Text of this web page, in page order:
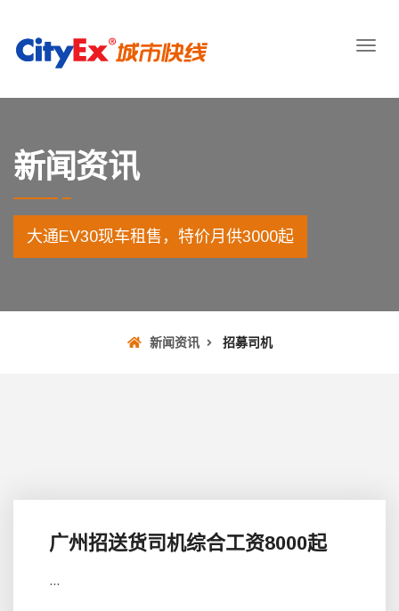
新闻资讯
大通EV30现车租售，特价月供3000起
新闻资讯 招募司机
广州招送货司机综合工资8000起
...